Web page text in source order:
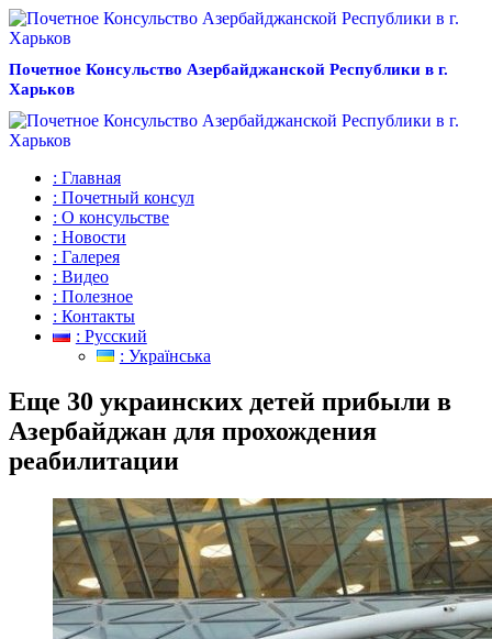
Почетное Консульство Азербайджанской Республики в г.
Харьков
: Главная
: Почетный консул
: О консульстве
: Новости
: Галерея
: Видео
: Полезное
: Контакты
: Русский
: Українська
Еще 30 украинских детей прибыли в
Азербайджан для прохождения
реабилитации